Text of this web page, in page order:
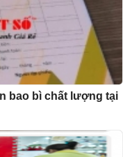
bao bì chất lượng tại